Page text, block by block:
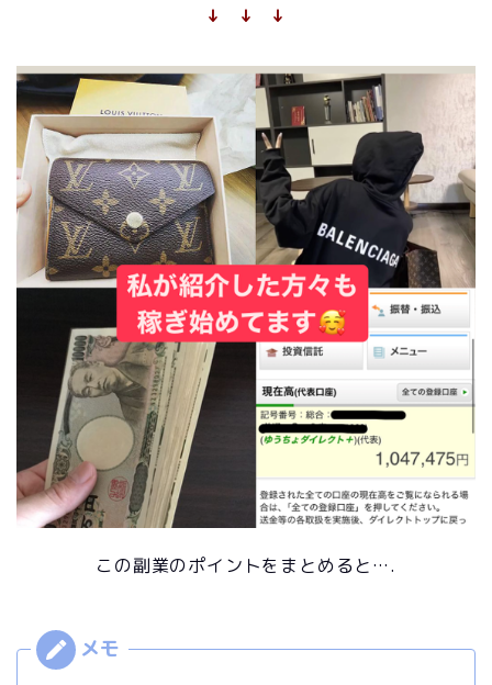
↓ ↓ ↓
この副業のポイントをまとめると….